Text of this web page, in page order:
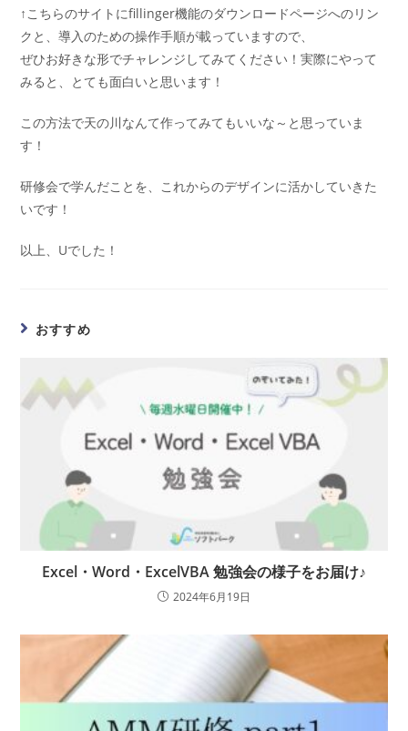
↑こちらのサイトにfillinger機能のダウンロードページへのリン
クと、導入のための操作手順が載っていますので、
ぜひお好きな形でチャレンジしてみてください！実際にやって
みると、とても面白いと思います！
この方法で天の川なんて作ってみてもいいな～と思っていま
す！
研修会で学んだことを、これからのデザインに活かしていきた
いです！
以上、Uでした！
おすすめ
Excel・Word・ExcelVBA 勉強会の様子をお届け♪
2024年6月19日